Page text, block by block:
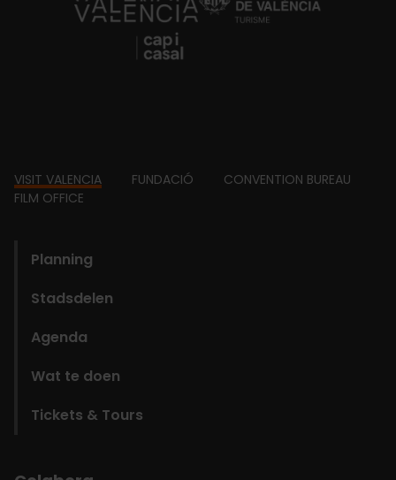
https://fundacion.visitvalencia.com/
Footer
VISIT VALENCIA FUNDACIÓ
CONVENTION BUREAU
FILM OFFICE
Planning
Stadsdelen
Agenda
Wat te doen
Tickets & Tours